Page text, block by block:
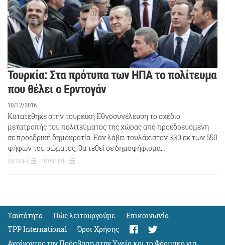
Τουρκία: Στα πρότυπα των ΗΠΑ το πολίτευμα
που θέλει ο Ερντογάν
10/12/2016
Κατατέθηκε στην τουρκική Εθνοσυνέλευση το σχέδιο
μετατροπής του πολιτεύματος της χώρας από προεδρευόμενη
σε προεδρική δημοκρατία. Εάν λάβει τουλάχιστον 330 εκ των 550
ψήφων του σώματος, θα τεθεί σε δημοψήφισμα…
ΔΙΕΘΝΗ ΠΟΛΙΤΙΚΗ
Ταυτότητα Πώς λειτουργούμε
Eπικοινωνία
TPP International
Όροι Χρήσης